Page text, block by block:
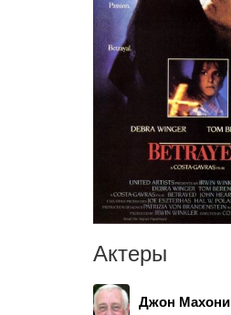
Актеры
Джон Махони